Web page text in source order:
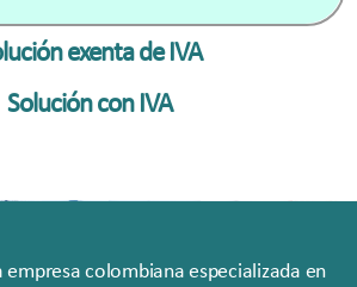
exenta de IVA
Solución con IVA
empresa colombiana especializada en